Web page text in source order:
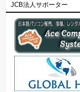
JCB法人サポーター